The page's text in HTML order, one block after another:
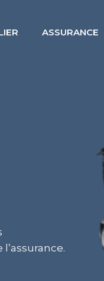
ASSURANCE